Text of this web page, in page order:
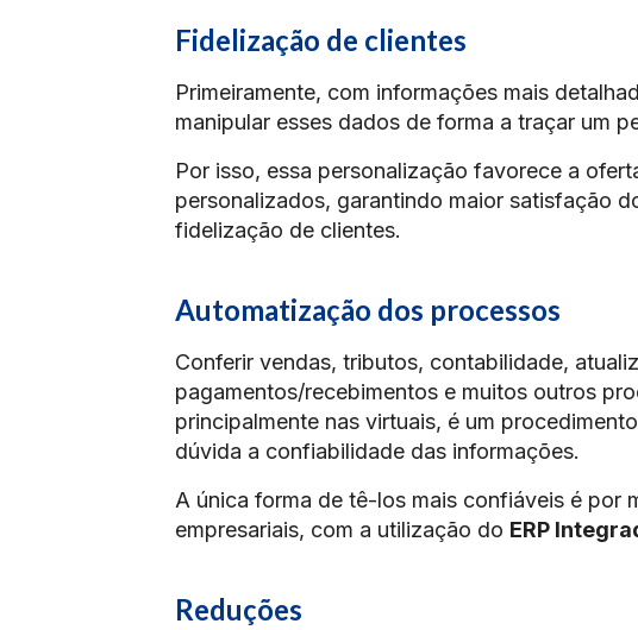
Fidelização de clientes
Primeiramente, com informações mais
manipular esses dados de forma a traçar um
Por isso, essa personalização favorece a
personalizados, garantindo maior satisfação
fidelização de clientes.
Automatização dos processos
Conferir vendas, tributos, contabilidade,
pagamentos/recebimentos e muitos outros
principalmente nas virtuais, é um
dúvida a confiabilidade das informações.
A única forma de tê-los mais confiáveis é por
empresariais, com a utilização do ERP
Reduções